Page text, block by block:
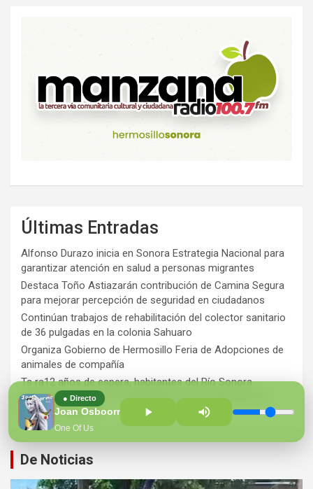
● Directo
Joan Osboorne
One Of Us
Últimas Entradas
Alfonso Durazo inicia en Sonora Estrategia Nacional para
garantizar atención en salud a personas migrantes
Destaca Toño Astiazarán contribución de Camina Segura
para mejorar percepción de seguridad en ciudadanos
Continúan trabajos de rehabilitación del colector sanitario
de 36 pulgadas en la colonia Sahuaro
Organiza Gobierno de Hermosillo Feria de Adopciones de
animales de compañía
Ts ra12 años de espera, habitantes del Río Sonora
agradecen a Durazo y Sheinbaum por construcción de
Hospital Regional
De Noticias